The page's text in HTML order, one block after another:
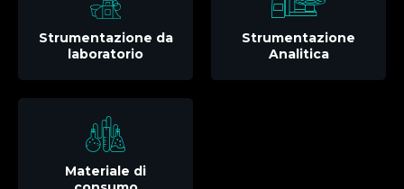
Strumentazione da
laboratorio
Strumentazione
Analitica
Materiale di